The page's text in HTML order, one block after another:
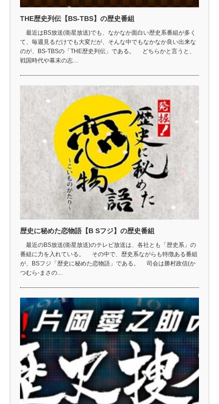
THE歴史列伝【BS-TBS】の歴史番組
最近はBS放送(衛星放送)でも、なかなか面白い歴史系番組が多く
て、毎週見るだけでも大変だが、そんな中でもなかなか良い出来な
のが、BS-TBSの「THE歴史列伝」である。 どちらかと言うと、
戦国時代や幕末の志…
歴史に秘めた恋物語【B Sフジ】の歴史番組
最近のBS放送(衛星放送)のテレビ放送は、各社とも「歴史系」の
番組に力を入れている。 その中で、歴史系ながらも特徴ある番組
が、BSフジ「歴史に秘めた恋物語」である。 司会は勝村政信(か
つむら-まさの…